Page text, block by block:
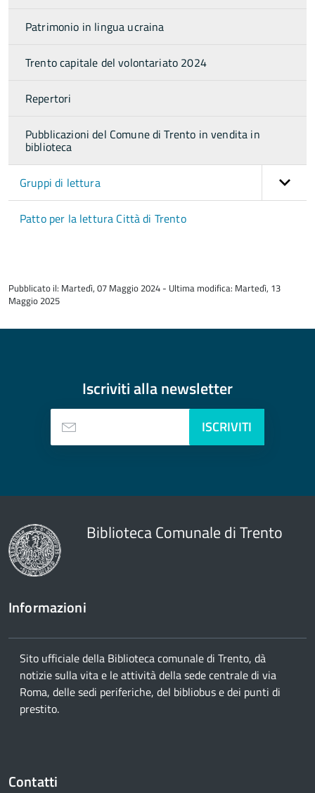
Patrimonio in lingua ucraina
Trento capitale del volontariato 2024
Repertori
Pubblicazioni del Comune di Trento in vendita in
biblioteca
Gruppi di lettura
Patto per la lettura Città di Trento
del
contenuto
Pubblicato il: Martedì, 07 Maggio 2024 - Ultima modifica: Martedì, 13
Maggio 2025
Iscriviti allanewsletter
ISCRIVITI
Biblioteca Comunale di Trento
Informazioni
Sito ufficiale della Biblioteca comunale di Trento, dà
notizie sulla vita e le attività della sede centrale di via
Roma, delle sedi periferiche, del bibliobus e dei punti di
prestito.
Contatti